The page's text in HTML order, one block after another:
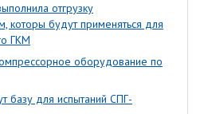
отгрузку
которы будут применяться для
ГКМ
оборудование по
базу для испытаний СПГ-